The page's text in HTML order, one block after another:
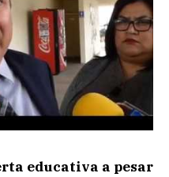
educativa a pesar